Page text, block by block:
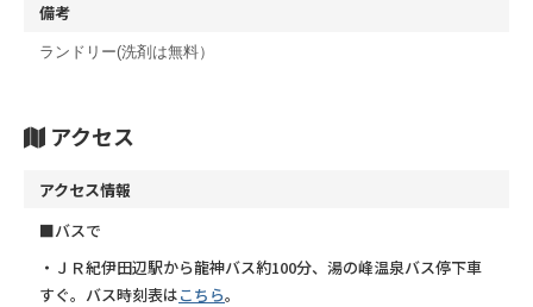
備考
ランドリー(洗剤は無料）
アクセス
アクセス情報
■バスで
・ＪＲ紀伊田辺駅から龍神バス約100分、湯の峰温泉バス停下車
すぐ。バス時刻表はこちら。